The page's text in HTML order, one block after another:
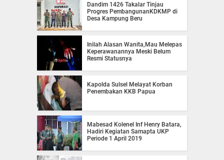
Dandim 1426 Takalar Tinjau
Progres PembangunanKDKMP di
Desa Kampung Beru
Inilah Alasan Wanita,Mau Melepas
Keperawanannya Meski Belum
Resmi Statusnya
Kapolda Sulsel Melayat Korban
Penembakan KKB Papua
Mabesad Kolenel Inf Henry Batara,
Hadiri Kegiatan Samapta UKP
Periode 1 April 2019